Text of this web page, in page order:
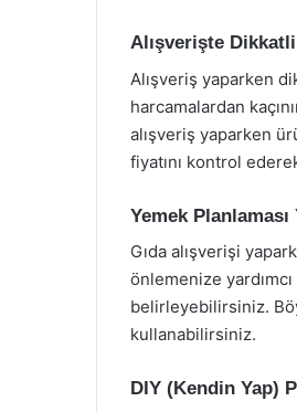
Alışverişte
Alışveriş yaparken
harcamalardan
alışveriş yaparken
fiyatını kontrol
Yemek Planlaması
Gıda alışverişi
önlemenize
belirleyebilirsiniz.
kullanabilirsiniz.
DIY (Kendin Yap)